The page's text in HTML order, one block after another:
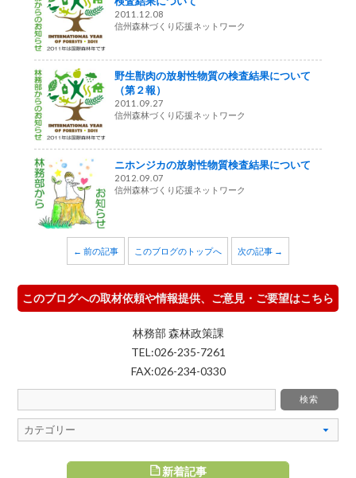
2011.12.08
信州森林づくり応援ネットワーク
野生獣肉の放射性物質の検査結果について
（第２報）
2011.09.27
信州森林づくり応援ネットワーク
ニホンジカの放射性物質検査結果について
2012.09.07
信州森林づくり応援ネットワーク
← 前の記事 このブログのトップへ 次の記事 →
このブログへの取材依頼や情報提供、ご意見・ご要望はこちら
林務部 森林政策課
TEL:026-235-7261
FAX:026-234-0330
新着記事